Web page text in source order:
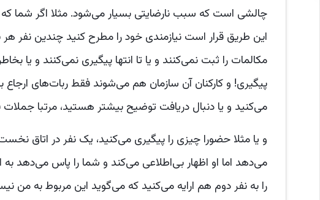
چالشی است که سبب نارضایتی بسیار می‌شود. مثلا اگر شما که
این طریق قرار است نیازمندی خود را مطرح کنید چندین نفر
مکالمات را ثبت نمی‌کنند و یا تا انتها پیگیری نمی‌کنند و یا
پیگیری! و کارکنان آن سازمان هم می‌شوند فقط ربات‌های ارجاع
می‌کنید و یا دنبال دریافت توضیح بیشتر هستید، مرتبا جملات
و یا مثلا حضورا چیزی را پیگیری می‌کنید، یک نفر در اتاق
می‌دهد اما او اظهار بی‌اطلاعی می‌کند و شما را پاس می‌دهد
را به نفر دوم هم ارایه می‌کنید که می‌گوید این مربوط به من